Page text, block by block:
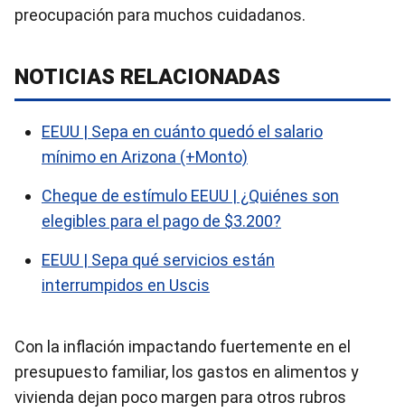
preocupación para muchos cuidadanos.
NOTICIAS RELACIONADAS
EEUU | Sepa en cuánto quedó el salario
mínimo en Arizona (+Monto)
Cheque de estímulo EEUU | ¿Quiénes son
elegibles para el pago de $3.200?
EEUU | Sepa qué servicios están
interrumpidos en Uscis
Con la inflación impactando fuertemente en el
presupuesto familiar, los gastos en alimentos y
vivienda dejan poco margen para otros rubros